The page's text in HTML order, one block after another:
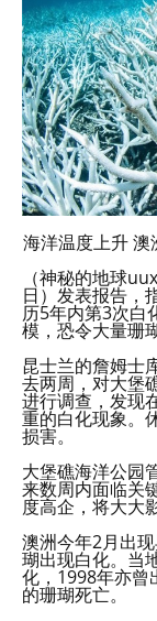
海洋温度上升
（神秘的地球
日）发表报告，
历5年内第3次白
模，恐令大量珊
昆士兰的詹姆士
去两周，对大堡
进行调查，发现
重的白化现象。
损害。
大堡礁海洋公园
来数周内面临关
度高企，将大大
澳洲今年2月出
瑚出现白化。当
化，1998年亦曾
的珊瑚死亡。